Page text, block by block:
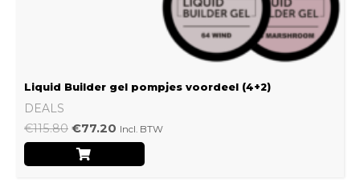
Liquid Builder gel pompjes voordeel (4+2)
DEALS
€115.80 €77.20 Incl. BTW